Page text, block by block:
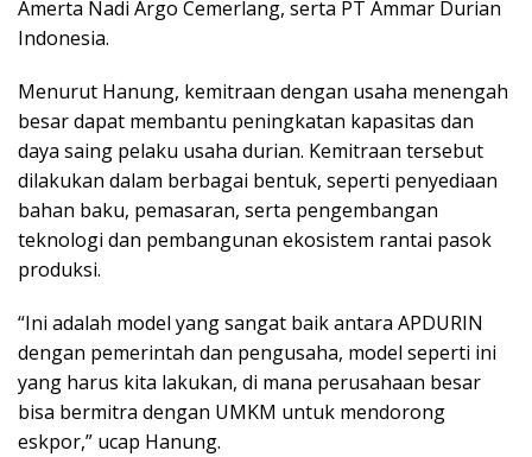
Amerta Nadi Argo Cemerlang, serta PT Ammar Durian
Indonesia.
Menurut Hanung, kemitraan dengan usaha menengah
besar dapat membantu peningkatan kapasitas dan
daya saing pelaku usaha durian. Kemitraan tersebut
dilakukan dalam berbagai bentuk, seperti penyediaan
bahan baku, pemasaran, serta pengembangan
teknologi dan pembangunan ekosistem rantai pasok
produksi.
“Ini adalah model yang sangat baik antara APDURIN
dengan pemerintah dan pengusaha, model seperti ini
yang harus kita lakukan, di mana perusahaan besar
bisa bermitra dengan UMKM untuk mendorong
eskpor,” ucap Hanung.